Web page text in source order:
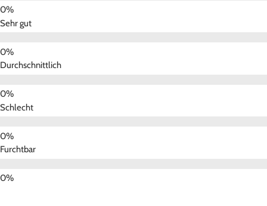
Sehr gut
Durchschnittlich
Schlecht
Furchtbar